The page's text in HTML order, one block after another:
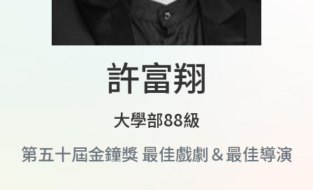
許富翔
大學部88級
第五十屆金鐘獎 最佳戲劇＆最佳導演